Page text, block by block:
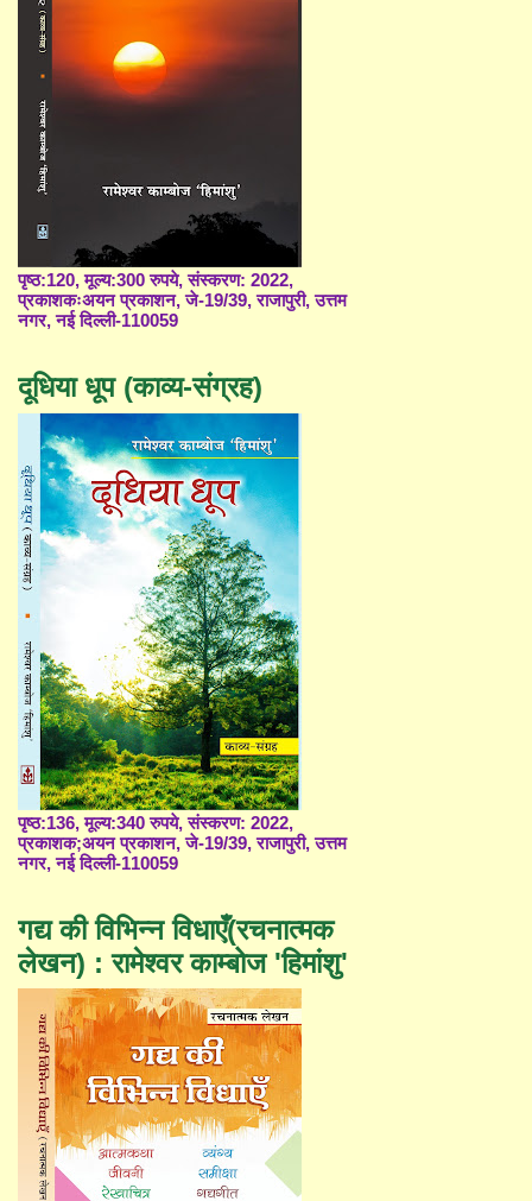
पृष्ठ:120, मूल्य:300 रुपये, संस्करण: 2022,
प्रकाशकःअयन प्रकाशन, जे-19/39, राजापुरी, उत्तम
नगर, नई दिल्ली-110059
दूधिया धूप (काव्य-संग्रह)
पृष्ठ:136, मूल्य:340 रुपये, संस्करण: 2022,
प्रकाशक;अयन प्रकाशन, जे-19/39, राजापुरी, उत्तम
नगर, नई दिल्ली-110059
गद्य की विभिन्न विधाएँ(रचनात्मक
लेखन) : रामेश्वर काम्बोज 'हिमांशु'